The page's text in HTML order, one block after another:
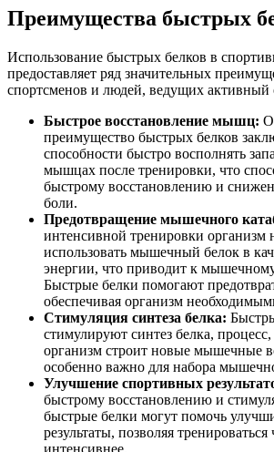
Преимущества быстрых
Использование быстрых белков в
предоставляет ряд значительных
спортсменов и людей, ведущих активный
Быстрое восстановление мышц:
преимущество быстрых белков
способности быстро восполнять
мышцах после тренировки, что
быстрому восстановлению и
боли.
Предотвращение мышечного
интенсивной тренировки организм
использовать мышечный белок в
энергии, что приводит к
Быстрые белки помогают
обеспечивая организм
Стимуляция синтеза белка:
стимулируют синтез белка, процесс,
организм строит новые мышечные
особенно важно для набора
Улучшение спортивных
быстрому восстановлению и
быстрые белки могут помочь
результаты, позволяя
интенсивнее.